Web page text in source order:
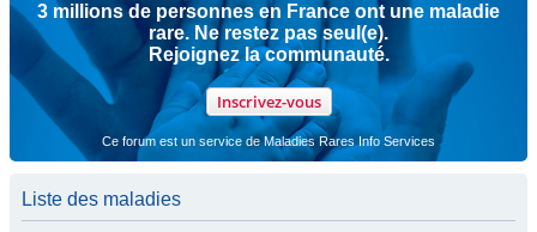
3 millions de personnes en France ont une maladie
rare. Ne restez pas seul(e).
Rejoignez la communauté.
Inscrivez-vous
Ce forum est un service de Maladies Rares Info Services
Liste des maladies